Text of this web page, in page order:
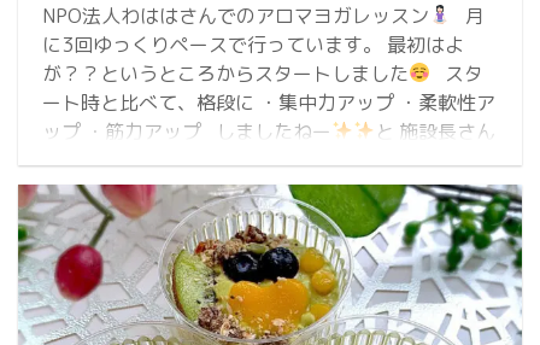
NPO法人わははさんでのアロマヨガレッスン
月
に3回ゆっくりペースで行っています。 最初はよ
が？？というところからスタートしました
スタ
ート時と比べて、格段に ・集中力アップ ・柔軟性ア
ップ ・筋力アップ しましたねー
と 施設長さん
と感慨深くお話しました。 週一回のリフレッシュ
時間にしてくださっているよう ...